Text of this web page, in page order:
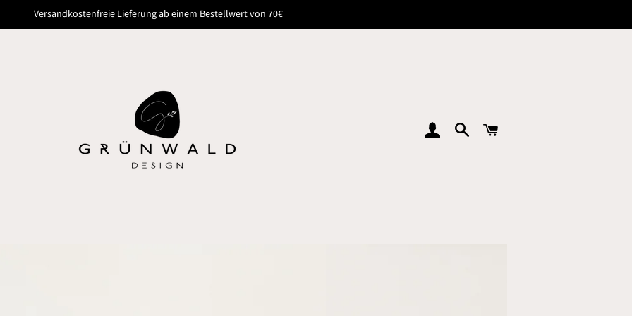
Versandkostenfreie Lieferung ab einem Bestellwert von 70€
EINLOGGEN
SUCHE